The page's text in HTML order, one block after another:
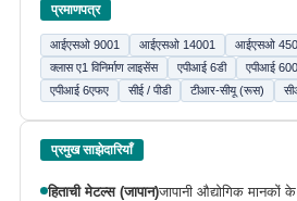
प्रमाणपत्र
आईएसओ 9001 आईएसओ 14001
आईएसओ
क्लास ए1 विनिर्माण लाइसेंस
एपीआई 6डी एपीआई 600
एपीआई 6एफए
सीई / पीडी टीआर-सीयू (रूस)
प्रमुख साझेदारियाँ
हिताची मेटल्स (जापान)जापानी औद्योगिक मानकों